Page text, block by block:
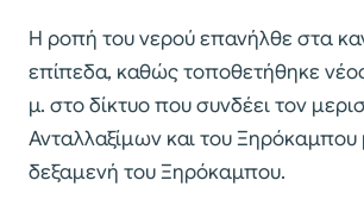
Η ροπή του νερού επανήλθε στα
επίπεδα, καθώς τοποθετήθηκε
μ. στο δίκτυο που συνδέει τον
Ανταλλαξίμων και του Ξηρόκαμπου
δεξαμενή του Ξηρόκαμπου.